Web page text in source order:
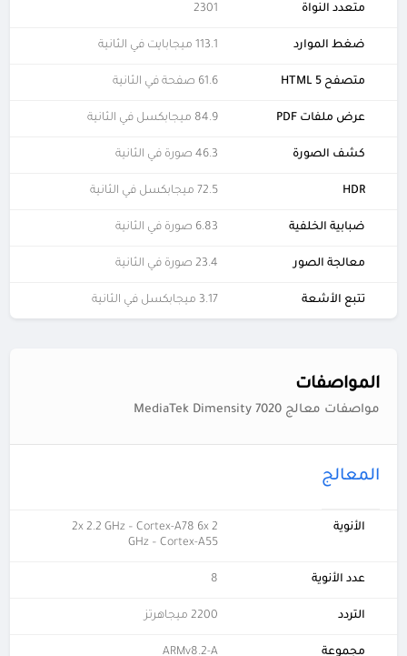
متعدد النواة 2301
ضغط الموارد 113.1 ميجابايت في الثانية
متصفح HTML 5 61.6 صفحة في الثانية
عرض ملفات PDF 84.9 ميجابكسل في الثانية
كشف الصورة 46.3 صورة في الثانية
HDR 72.5 ميجابكسل في الثانية
ضبابية الخلفية 6.83 صورة في الثانية
معالجة الصور 23.4 صورة في الثانية
تتبع الأشعة 3.17 ميجابكسل في الثانية
المواصفات
مواصفات معالج MediaTek Dimensity 7020
المعالج
الأنوية
2x 2.2 GHz – Cortex-A78 6x 2
GHz – Cortex-A55
عدد الأنوية 8
التردد 2200 ميجاهرتز
مجموعة ARMv8.2-A